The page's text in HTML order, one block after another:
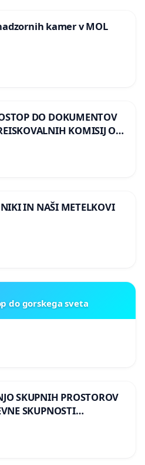
kamer v MOL
DO DOKUMENTOV
KOMISIJ O
IN NAŠI METELKOVI
do gorskega sveta
SKUPNIH PROSTOROV
SKUPNOSTI